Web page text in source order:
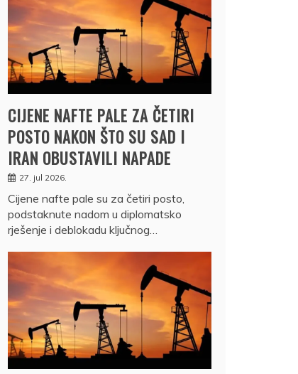
CIJENE NAFTE PALE ZA ČETIRI
POSTO NAKON ŠTO SU SAD I
IRAN OBUSTAVILI NAPADE
27. jul 2026.
Cijene nafte pale su za četiri posto,
podstaknute nadom u diplomatsko
rješenje i deblokadu ključnog…